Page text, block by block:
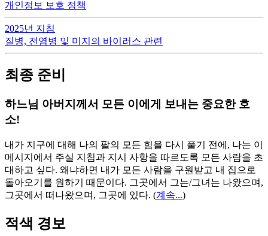
개인정보 보호 정책
2025년 지침
질병, 전염병 및 미지의 바이러스 관련
최종 준비
하느님 아버지께서 모든 이에게 보내는 중요한 호
소!
내가 지구에 대해 나의 팔의 모든 힘을 다시 풀기 전에, 나는 이
메시지에서 주실 지침과 지시 사항을 따르도록 모든 사람을 초
대하고 싶다. 왜냐하면 내가 모든 사람을 구원받고 내 집으로
돌아오기를 원하기 때문이다. 그곳에서 그는/그녀는 나왔으며,
그곳에서 떠나왔으며, 그곳에 있다. (계속...)
적색 경보